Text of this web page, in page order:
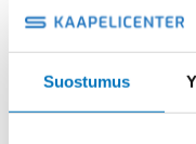
Suostumus
Tuotekoodi CNEM24RY
Osasto ILME -
Toimitusaika: 1-7
Toimituskulut 35kg:n